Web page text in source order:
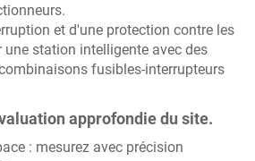
et d'une protection contre les
une station intelligente avec des
fusibles-interrupteurs
approfondie du site.
: mesurez avec précision